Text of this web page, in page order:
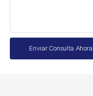
Enviar Consulta Ahora